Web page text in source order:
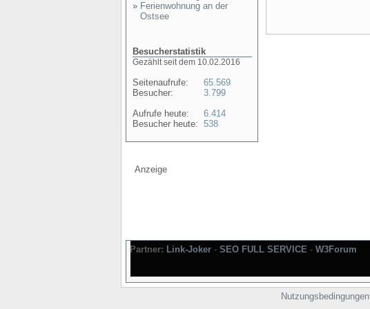
» Ferienwohnung an der
Ostsee
Besucherstatistik
Gezählt seit dem 10.02.2016
Seitenaufrufe:
Besucher:
Aufrufe heute:
Besucher heute:
65.569
3.799
6.414
538
Anzeige
Partner: Link-Joker - SEO FULL SERVICE - W3Forum
Nutzungsbedingungen